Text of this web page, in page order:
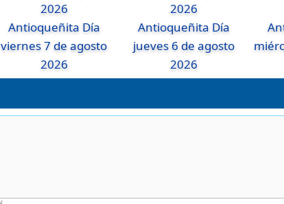
Antioqueñita Día
viernes 7 de agosto
2026
Antioqueñita Día
jueves 6 de agosto
2026